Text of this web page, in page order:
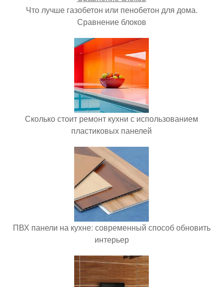
Что лучше газобетон или пенобетон для дома.
Сравнение блоков
Сколько стоит ремонт кухни с использованием
пластиковых панелей
ПВХ панели на кухне: современный способ обновить
интерьер